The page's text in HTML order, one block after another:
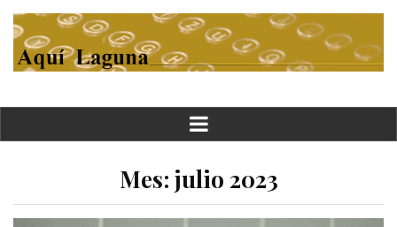
Mes: julio 2023